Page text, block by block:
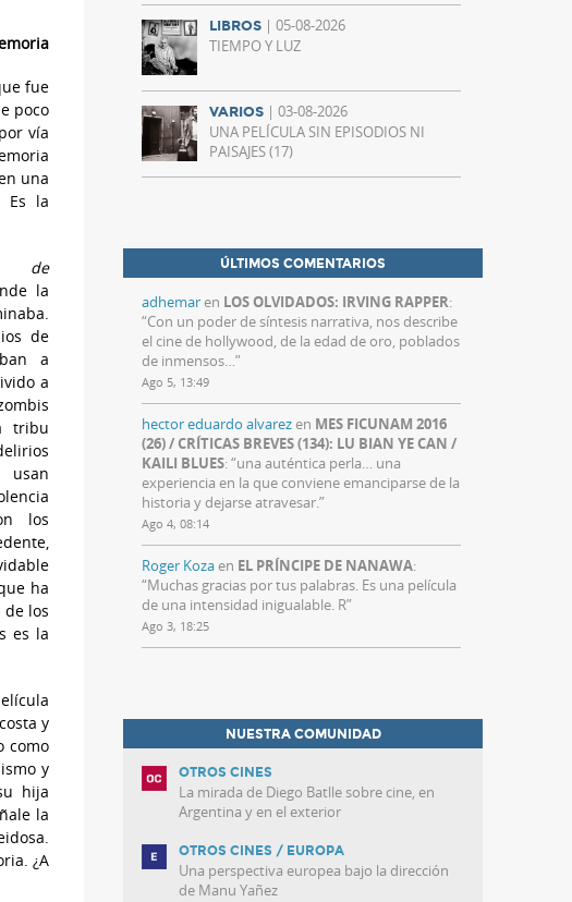
fue
poco
vía
una
Es la
de
la
de
a
a
tribu
usan
los
ha
los
es la
y
como
y
hija
la
¿A
LIBROS | 05-08-2026
TIEMPO Y LUZ
VARIOS | 03-08-2026
UNA PELÍCULA SIN EPISODIOS NI
PAISAJES (17)
ÚLTIMOS COMENTARIOS
adhemaren LOS OLVIDADOS: IRVING RAPPER:
“Con un poder de síntesis narrativa, nos describe
el cine de hollywood, de la edad de oro, poblados
de inmensos…”
Ago 5, 13:49
hector eduardo alvarezen MES FICUNAM 2016
(26) / CRÍTICAS BREVES (134): LU BIAN YE CAN /
KAILI BLUES: “una auténtica perla… una
experiencia en la que conviene emanciparse de la
historia y dejarse atravesar.”
Ago 4, 08:14
Roger Kozaen EL PRÍNCIPE DE NANAWA:
“Muchas gracias por tus palabras. Es una película
de una intensidad inigualable. R”
Ago 3, 18:25
NUESTRA COMUNIDAD
OTROS CINES
La mirada de Diego Batlle sobre cine, en
Argentina y en el exterior
OTROS CINES / EUROPA
Una perspectiva europea bajo la dirección
de Manu Yañez